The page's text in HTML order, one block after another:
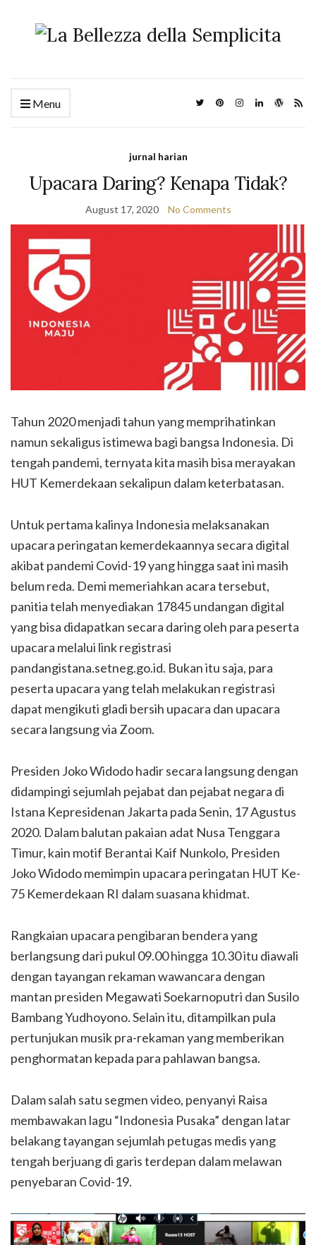
Menu
jurnal harian
Upacara Daring? Kenapa Tidak?
August 17, 2020 No Comments
Tahun 2020 menjadi tahun yang memprihatinkan
namun sekaligus istimewa bagi bangsa Indonesia. Di
tengah pandemi, ternyata kita masih bisa merayakan
HUT Kemerdekaan sekalipun dalam keterbatasan.
Untuk pertama kalinya Indonesia melaksanakan
upacara peringatan kemerdekaannya secara digital
akibat pandemi Covid-19 yang hingga saat ini masih
belum reda. Demi memeriahkan acara tersebut,
panitia telah menyediakan 17845 undangan digital
yang bisa didapatkan secara daring oleh para peserta
upacara melalui link registrasi
pandangistana.setneg.go.id. Bukan itu saja, para
peserta upacara yang telah melakukan registrasi
dapat mengikuti gladi bersih upacara dan upacara
secara langsung via Zoom.
Presiden Joko Widodo hadir secara langsung dengan
didampingi sejumlah pejabat dan pejabat negara di
Istana Kepresidenan Jakarta pada Senin, 17 Agustus
2020. Dalam balutan pakaian adat Nusa Tenggara
Timur, kain motif Berantai Kaif Nunkolo, Presiden
Joko Widodo memimpin upacara peringatan HUT Ke-
75 Kemerdekaan RI dalam suasana khidmat.
Rangkaian upacara pengibaran bendera yang
berlangsung dari pukul 09.00 hingga 10.30 itu diawali
dengan tayangan rekaman wawancara dengan
mantan presiden Megawati Soekarnoputri dan Susilo
Bambang Yudhoyono. Selain itu, ditampilkan pula
pertunjukan musik pra-rekaman yang memberikan
penghormatan kepada para pahlawan bangsa.
Dalam salah satu segmen video, penyanyi Raisa
membawakan lagu “Indonesia Pusaka” dengan latar
belakang tayangan sejumlah petugas medis yang
tengah berjuang di garis terdepan dalam melawan
penyebaran Covid-19.